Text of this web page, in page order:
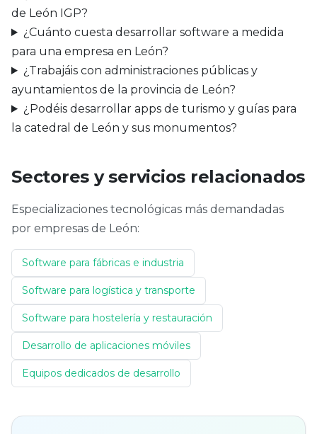
de León IGP?
¿Cuánto cuesta desarrollar software a medida
para una empresa en León?
¿Trabajáis con administraciones públicas y
ayuntamientos de la provincia de León?
¿Podéis desarrollar apps de turismo y guías para
la catedral de León y sus monumentos?
Sectores y servicios relacionados
Especializaciones tecnológicas más demandadas
por empresas de León:
Software para fábricas e industria
Software para logística y transporte
Software para hostelería y restauración
Desarrollo de aplicaciones móviles
Equipos dedicados de desarrollo